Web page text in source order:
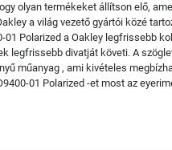
olyan termékeket állítson elő,
a világ vezető gyártói közé
Polarized a Oakley legfrissebb
legfrissebb divatját követi. A
műanyag , ami kivételes
01 Polarized -et most az